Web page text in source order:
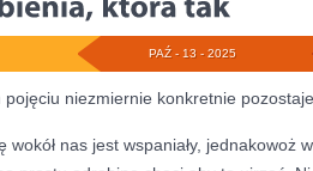
PAŹ - 13 - 2025
pojęciu niezmiernie konkretnie
wokół nas jest wspaniały, jednakowoż